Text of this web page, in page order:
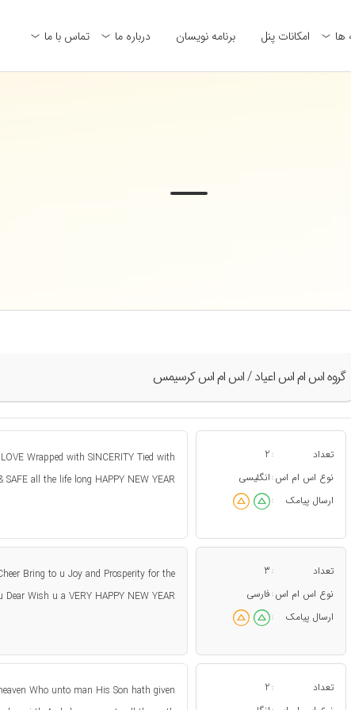
ها امکانات پنل برنامه نویسان درباره ما تماس با ما
گروه اس ام اس اعياد / اس ام اس کرسیمس
تعداد :
2
نوع اس ام اس : انگلیسی
ارسال پیامک
:
Wrapped with SINCERITY Tied with
SAFE all the life long HAPPY NEW YEAR
تعداد :
3
نوع اس ام اس : فارسی
ارسال پیامک
:
Bring to u Joy and Prosperity for the
Wish u a VERY HAPPY NEW YEAR
تعداد :
2
Who unto man His Son hath given